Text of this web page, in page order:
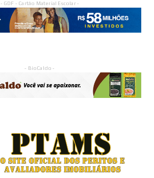
- GDF - Cartão Material Escolar -
- BioCaldo -